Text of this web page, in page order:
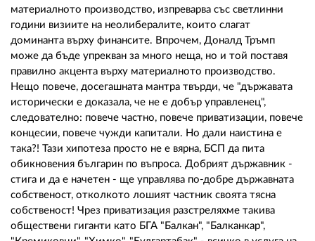
материалното производство, изпреварва със светлинни
години визиите на неолибералите, които слагат
доминанта върху финансите. Впрочем, Доналд Тръмп
може да бъде упрекван за много неща, но и той поставя
правилно акцента върху материалното производство.
Нещо повече, досегашната мантра твърди, че "държавата
исторически е доказала, че не е добър управленец",
следователно: повече частно, повече приватизации, повече
концесии, повече чужди капитали. Но дали наистина е
така?! Тази хипотеза просто не е вярна, БСП да пита
обикновения българин по въпроса. Добрият държавник -
стига и да е начетен - ще управлява по-добре държавната
собственост, отколкото лошият частник своята тясна
собственост! Чрез приватизация разстреляхме такива
обществени гиганти като БГА "Балкан", "Балканкар",